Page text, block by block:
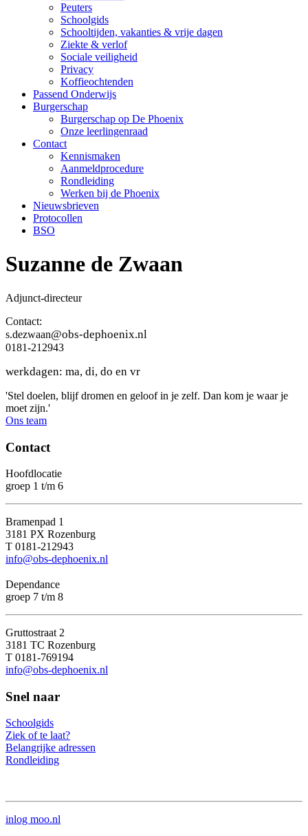
Peuters
Schoolgids
Schooltijden, vakanties & vrije dagen
Ziekte & verlof
Sociale veiligheid
Privacy
Koffieochtenden
Passend Onderwijs
Burgerschap
Burgerschap op De Phoenix
Onze leerlingenraad
Contact
Kennismaken
Aanmeldprocedure
Rondleiding
Werken bij de Phoenix
Nieuwsbrieven
Protocollen
BSO
Suzanne de Zwaan
Adjunct-directeur
Contact:
s.dezwaan@obs-dephoenix.nl
0181-212943
werkdagen: ma, di, do en vr
'Stel doelen, blijf dromen en geloof in je zelf. Dan kom je waar je
moet zijn.'
Ons team
Contact
Hoofdlocatie
groep 1 t/m 6
Bramenpad 1
3181 PX Rozenburg
T 0181-212943
info@obs-dephoenix.nl
Dependance
groep 7 t/m 8
Gruttostraat 2
3181 TC Rozenburg
T 0181-769194
info@obs-dephoenix.nl
Snel naar
Schoolgids
Ziek of te laat?
Belangrijke adressen
Rondleiding
inlog moo.nl